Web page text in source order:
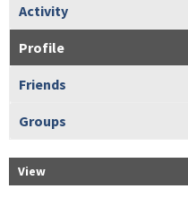
Activity
Profile
Friends
Groups
View